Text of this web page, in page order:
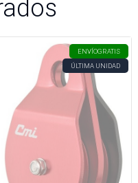
ENVÍOGRATIS
ÚLTIMA UNIDAD